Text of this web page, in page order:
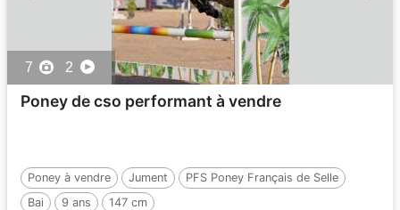
7 2
Poney de cso performant à vendre
Poney à vendre Jument
PFS Poney Français de Selle
Bai
9 ans 147 cm